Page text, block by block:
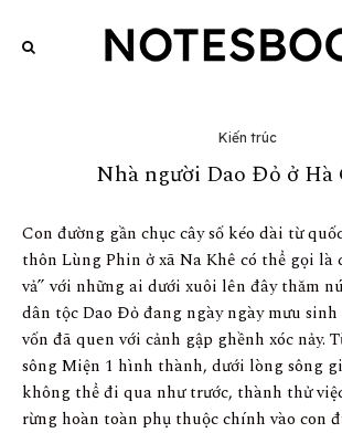
Kiến trúc
Nhà người Dao Đỏ ở Hà
Con đường gần chục cây số kéo dài từ
thôn Lùng Phin ở xã Na Khê có thể gọi là
vả” với những ai dưới xuôi lên đây thăm
dân tộc Dao Đỏ đang ngày ngày mưu
vốn đã quen với cảnh gập ghềnh xóc nảy.
sông Miện 1 hình thành, dưới lòng sông
không thể đi qua như trước, thành thử
rừng hoàn toàn phụ thuộc chính vào con